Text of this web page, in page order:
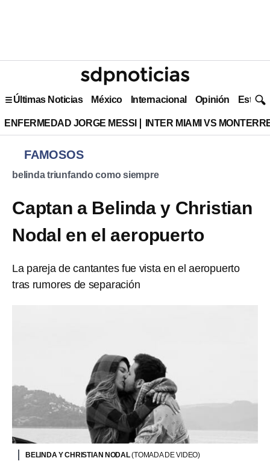
Últimas Noticias México Internacional Opinión Estilo
ENFERMEDAD JORGE MESSI INTER MIAMI VS
FAMOSOS
belinda triunfando como siempre
Captan a Belinda y Christian
Nodal en el aeropuerto
La pareja de cantantes fue vista en el aeropuerto
tras rumores de separación
BELINDA Y CHRISTIAN NODAL(TOMADA DE VIDEO)